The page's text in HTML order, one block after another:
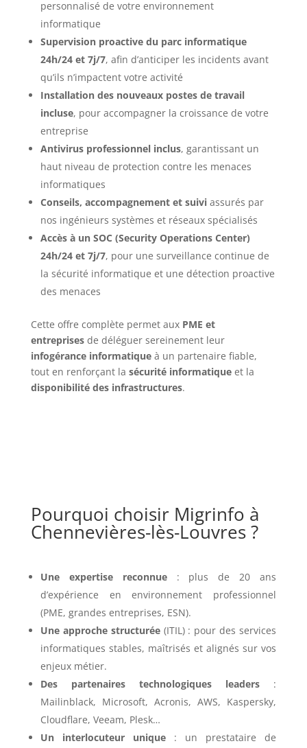
personnalisé de votre environnement
informatique
Supervision proactive du parc informatique
24h/24 et 7j/7, afin d’anticiper les incidents avant
qu’ils n’impactent votre activité
Installation des nouveaux postes de travail
incluse, pour accompagner la croissance de votre
entreprise
Antivirus professionnel inclus, garantissant un
haut niveau de protection contre les menaces
informatiques
Conseils, accompagnement et suiviassurés par
nos ingénieurs systèmes et réseaux spécialisés
Accès à un SOC (Security Operations Center)
24h/24 et 7j/7, pour une surveillance continue de
la sécurité informatique et une détection proactive
des menaces
Cette offre complète permet aux PME et
entreprisesde déléguer sereinement leur
infogérance informatiqueà un partenaire fiable,
tout en renforçant la sécurité informatiqueet la
disponibilité des infrastructures.
Pourquoi choisir Migrinfo à
Chennevières-lès-Louvres ?
Une expertise reconnue: plus de 20 ans
d’expérience en environnement professionnel
(PME, grandes entreprises, ESN).
Une approche structurée(ITIL) : pour des services
informatiques stables, maîtrisés et alignés sur vos
enjeux métier.
Des partenaires technologiques leaders :
Mailinblack, Microsoft, Acronis, AWS, Kaspersky,
Cloudflare, Veeam, Plesk…
Un interlocuteur unique: un prestataire de